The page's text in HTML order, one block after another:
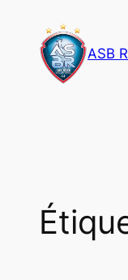
contenu
ASB